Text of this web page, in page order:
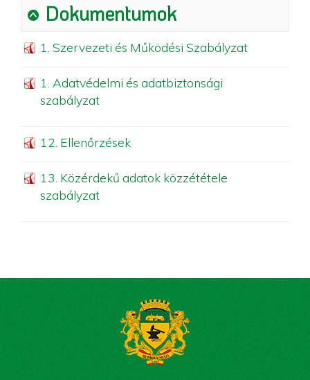
Dokumentumok
1. Szervezeti és Működési Szabályzat
1. Adatvédelmi és adatbiztonsági
szabályzat
12. Ellenőrzések
13. Közérdekű adatok közzététele
szabályzat